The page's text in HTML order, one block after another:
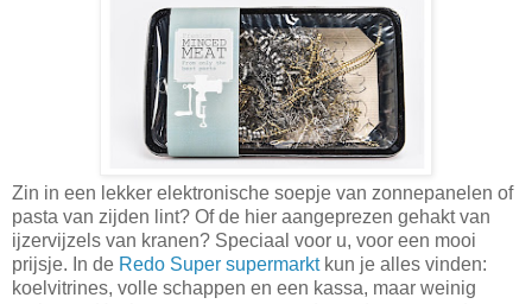
Zin in een lekker elektronische soepje van zonnepanelen of
pasta van zijden lint? Of de hier aangeprezen gehakt van
ijzervijzels van kranen? Speciaal voor u, voor een mooi
prijsje. In de Redo Super supermarktkun je alles vinden:
koelvitrines, volle schappen en een kassa, maar weinig